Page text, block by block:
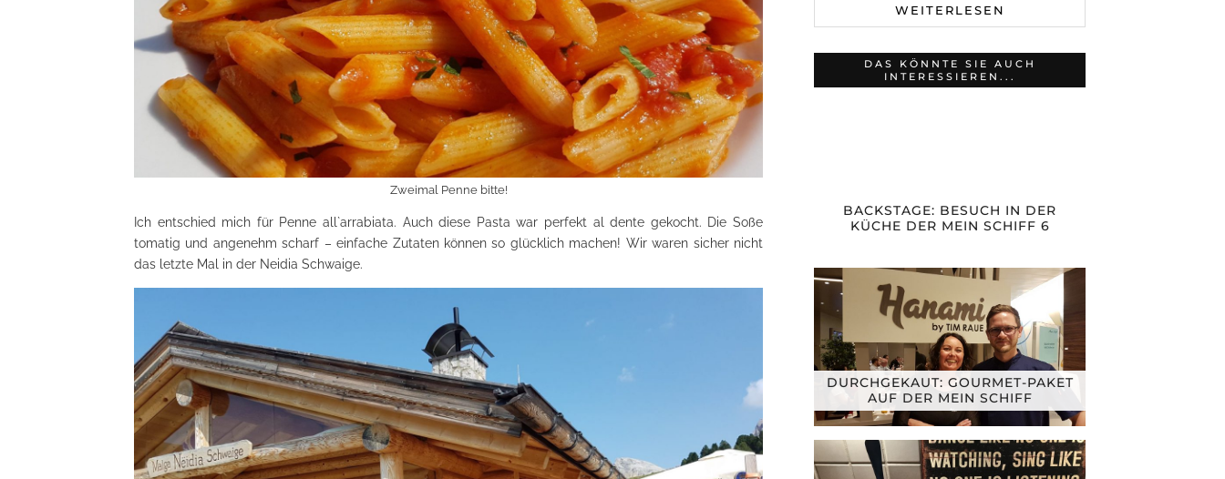
Zweimal Penne bitte!
Ich entschied mich für Penne all`arrabiata. Auch diese Pasta war perfekt al dente gekocht. Die Soße
tomatig und angenehm scharf – einfache Zutaten können so glücklich machen! Wir waren sicher nicht
das letzte Mal in der Neidia Schwaige.
WEITERLESEN
DAS KÖNNTE SIE AUCH
INTERESSIEREN...
BACKSTAGE: BESUCH IN DER
KÜCHE DER MEIN SCHIFF 6
DURCHGEKAUT: GOURMET-PAKET
AUF DER MEIN SCHIFF